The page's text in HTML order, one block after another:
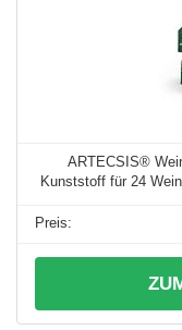
ARTECSIS®
Kunststoff für 24